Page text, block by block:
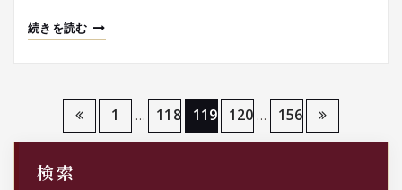
続きを読む
稿
1 … 118 119 120 … 156
検索